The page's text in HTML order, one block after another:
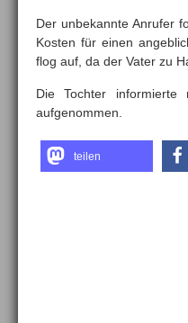
Der unbekannte Anrufer
Kosten für einen
flog auf, da der Vater zu
Die Tochter informierte
aufgenommen.
teilen